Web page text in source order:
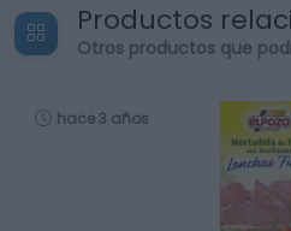
Productos
Otros productos que
hace 3 años